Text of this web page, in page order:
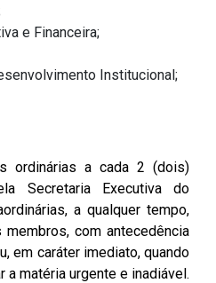
e
de
e Financeira;
Institucional;
ordinárias a cada 2 (dois)
Secretaria Executiva do
a qualquer tempo,
com antecedência
em caráter imediato, quando
a matéria urgente e inadiável.